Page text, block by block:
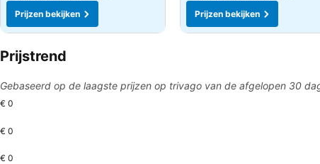
Prijzen bekijken
Prijzen bekijken
Prijstrend
Gebaseerd op de laagste prijzen op trivago van de afgelopen 30
€ 0
€ 0
€ 0